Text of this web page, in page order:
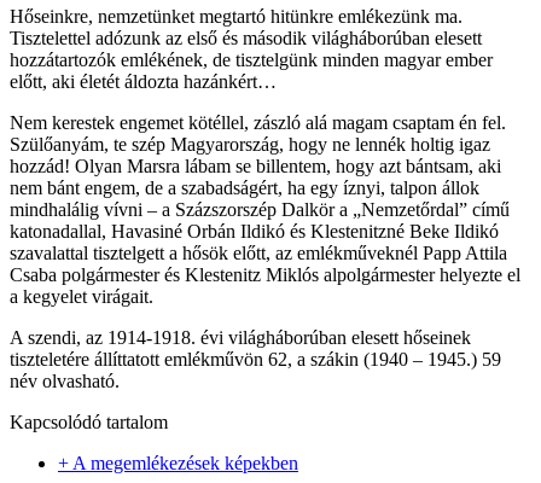
Hőseinkre, nemzetünket megtartó hitünkre emlékezünk ma.
Tisztelettel adózunk az első és második világháborúban elesett
hozzátartozók emlékének, de tisztelgünk minden magyar ember
előtt, aki életét áldozta hazánkért…
Nem kerestek engemet kötéllel, zászló alá magam csaptam én fel.
Szülőanyám, te szép Magyarország, hogy ne lennék holtig igaz
hozzád! Olyan Marsra lábam se billentem, hogy azt bántsam, aki
nem bánt engem, de a szabadságért, ha egy íznyi, talpon állok
mindhalálig vívni – a Százszorszép Dalkör a „Nemzetőrdal” című
katonadallal, Havasiné Orbán Ildikó és Klestenitzné Beke Ildikó
szavalattal tisztelgett a hősök előtt, az emlékműveknél Papp Attila
Csaba polgármester és Klestenitz Miklós alpolgármester helyezte el
a kegyelet virágait.
A szendi, az 1914-1918. évi világháborúban elesett hőseinek
tiszteletére állíttatott emlékművön 62, a szákin (1940 – 1945.) 59
név olvasható.
Kapcsolódó tartalom
+ A megemlékezések képekben